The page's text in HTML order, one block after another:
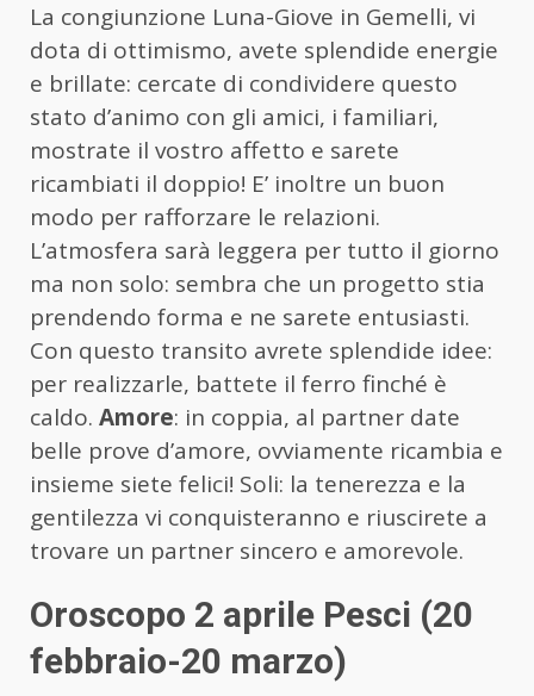
La congiunzione Luna-Giove in Gemelli, vi
dota di ottimismo, avete splendide energie
e brillate: cercate di condividere questo
stato d’animo con gli amici, i familiari,
mostrate il vostro affetto e sarete
ricambiati il doppio! E’ inoltre un buon
modo per rafforzare le relazioni.
L’atmosfera sarà leggera per tutto il giorno
ma non solo: sembra che un progetto stia
prendendo forma e ne sarete entusiasti.
Con questo transito avrete splendide idee:
per realizzarle, battete il ferro finché è
caldo. Amore: in coppia, al partner date
belle prove d’amore, ovviamente ricambia e
insieme siete felici! Soli: la tenerezza e la
gentilezza vi conquisteranno e riuscirete a
trovare un partner sincero e amorevole.
Oroscopo 2 aprile Pesci (20
febbraio-20 marzo)